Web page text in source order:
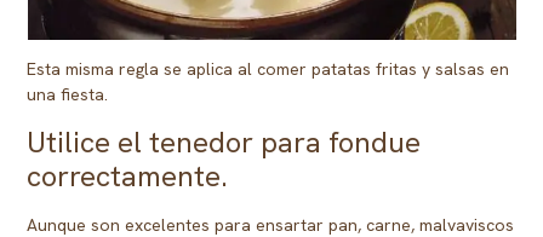
Esta misma regla se aplica al comer patatas fritas y salsas en
una fiesta.
Utilice el tenedor para fondue
correctamente.
Aunque son excelentes para ensartar pan, carne, malvaviscos